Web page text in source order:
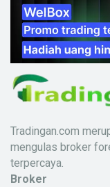
Tradingan.com
mengulas broker
terpercaya.
Broker